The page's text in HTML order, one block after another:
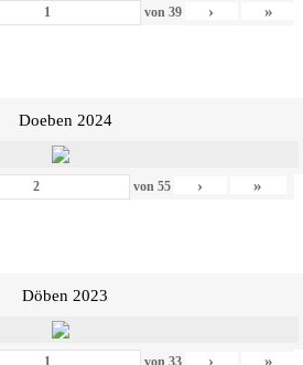
von 39 › »
Doeben 2024
von 55 › »
Döben 2023
› »